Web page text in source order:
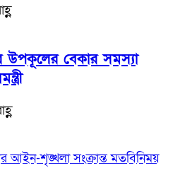
উপকূলের বেকার সমস্যা
আইন-শৃঙ্খলা সংক্রান্ত মতবিনিময়